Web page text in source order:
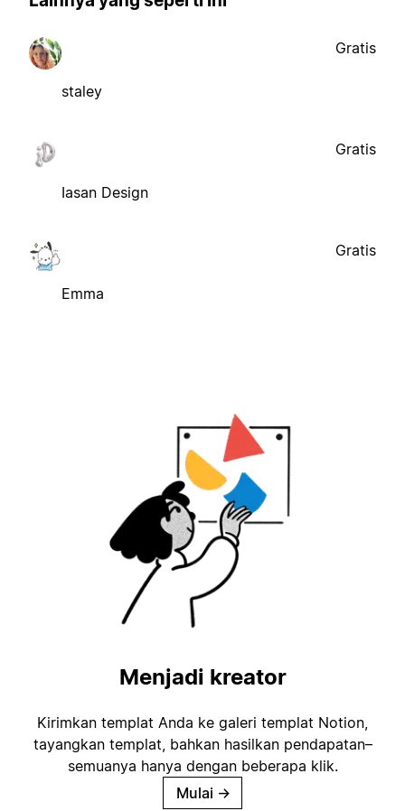
staley
Gratis
Iasan Design
Gratis
Emma
Gratis
Menjadi kreator
Kirimkan templat Anda ke galeri templat Notion,
tayangkan templat, bahkan hasilkan pendapatan–
semuanya hanya dengan beberapa klik.
Mulai →